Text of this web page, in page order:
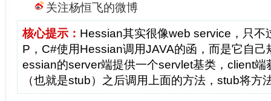
关注杨恒飞的微博
核心提示： Hessian其实很像web service，只不
P，C#使用Hessian调用JAVA的函，而是它自
essian的server端提供一个servlet基类，client端
（也就是stub）之后调用上面的方法，stub将方